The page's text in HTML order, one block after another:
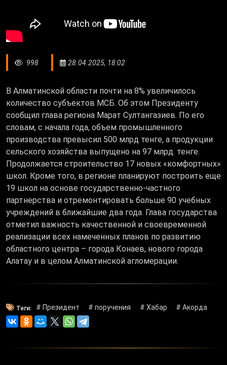
998 28.04.2025, 18:02
В Алматинской области почти на 8% увеличилось
количество субъектов МСБ. Об этом Президенту
сообщил глава региона Марат Султангазиев. По его
словам, с начала года, объем промышленного
производства превысил 500 млрд тенге, а продукции
сельского хозяйства выпущено на 97 млрд. тенге.
Продолжается строительство 17 новых «комфортных»
школ. Кроме того, в регионе планируют построить еще
19 школ на основе государственно-частного
партнерства и отремонтировать больше 90 учебных
учреждений в ближайшие два года. Глава государства
отметил важность качественной и своевременной
реализации всех намеченных планов по развитию
областного центра – города Конаев, нового города
Алатау и в целом Алматинской агломерации.
Теги: # Президент # поручения # Хабар # Акорда